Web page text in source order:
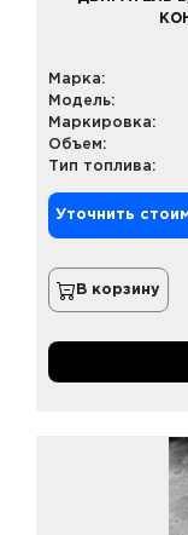
Марка:
Модель:
Маркировка:
Объем:
Тип топлива:
Уточнить
В корзину